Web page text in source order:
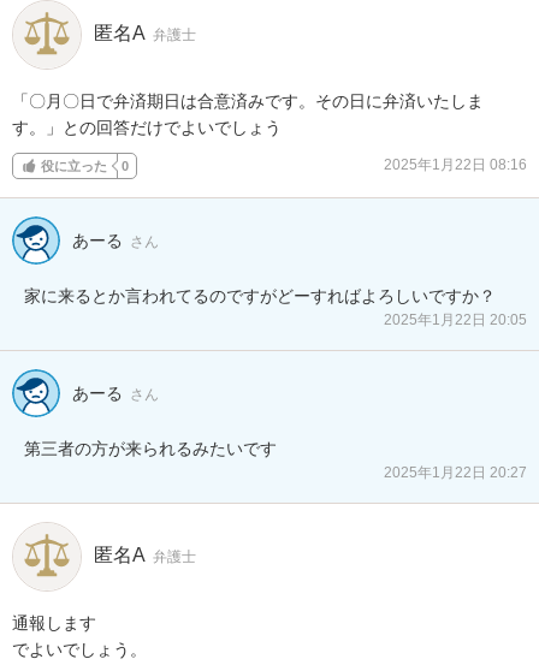
匿名A 弁護士
「〇月〇日で弁済期日は合意済みです。その日に弁済いたしま
す。」との回答だけでよいでしょう
役に立った 0 2025年1月22日 08:16
あーる さん
家に来るとか言われてるのですがどーすればよろしいですか？
2025年1月22日 20:05
あーる さん
第三者の方が来られるみたいです
2025年1月22日 20:27
匿名A 弁護士
通報します
でよいでしょう。